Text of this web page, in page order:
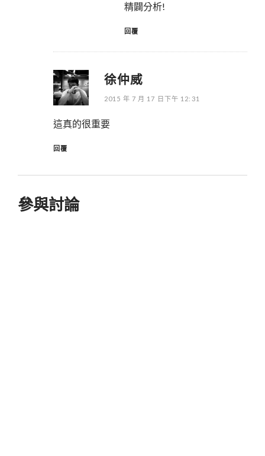
精闢分析!
回覆
徐仲威
2015 年 7 月 17 日下午 12:31
這真的很重要
回覆
參與討論